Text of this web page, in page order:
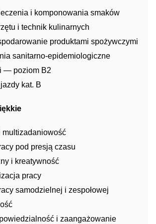
i komponowania smaków
i technik kulinarnych
produktami spożywczymi
sanitarno-epidemiologiczne
— poziom B2
kat. B
multizadaniowość
pod presją czasu
i kreatywność
pracy
samodzielnej i zespołowej
i zaangażowanie